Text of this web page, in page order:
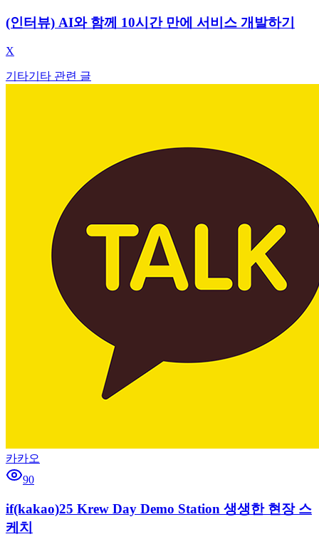
(인터뷰) AI와 함께 10시간 만에 서비스 개발하기
X
기타기타 관련 글
카카오
90
if(kakao)25 Krew Day Demo Station 생생한 현장 스
케치